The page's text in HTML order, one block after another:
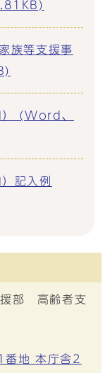
族等支援事
） (Word、
記入例
部 高齢者支
地 本庁舎2